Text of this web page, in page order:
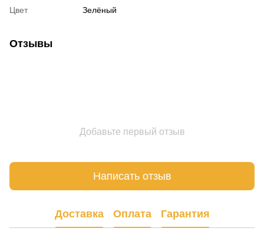
Цвет
Зелёный
Отзывы
Добавьте первый отзыв
Написать отзыв
Доставка Оплата Гарантия